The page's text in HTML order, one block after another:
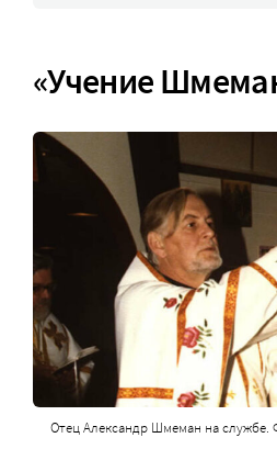
«Учение
Отец Александр Шмеман на службе.